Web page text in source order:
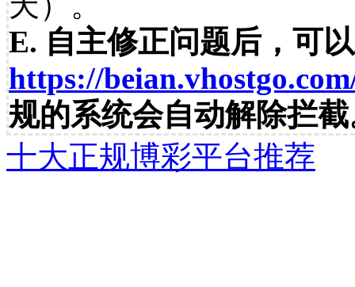
E. 自主修正问题后，可
https://
规的系统会自动解除拦
十大正规博彩平台推荐